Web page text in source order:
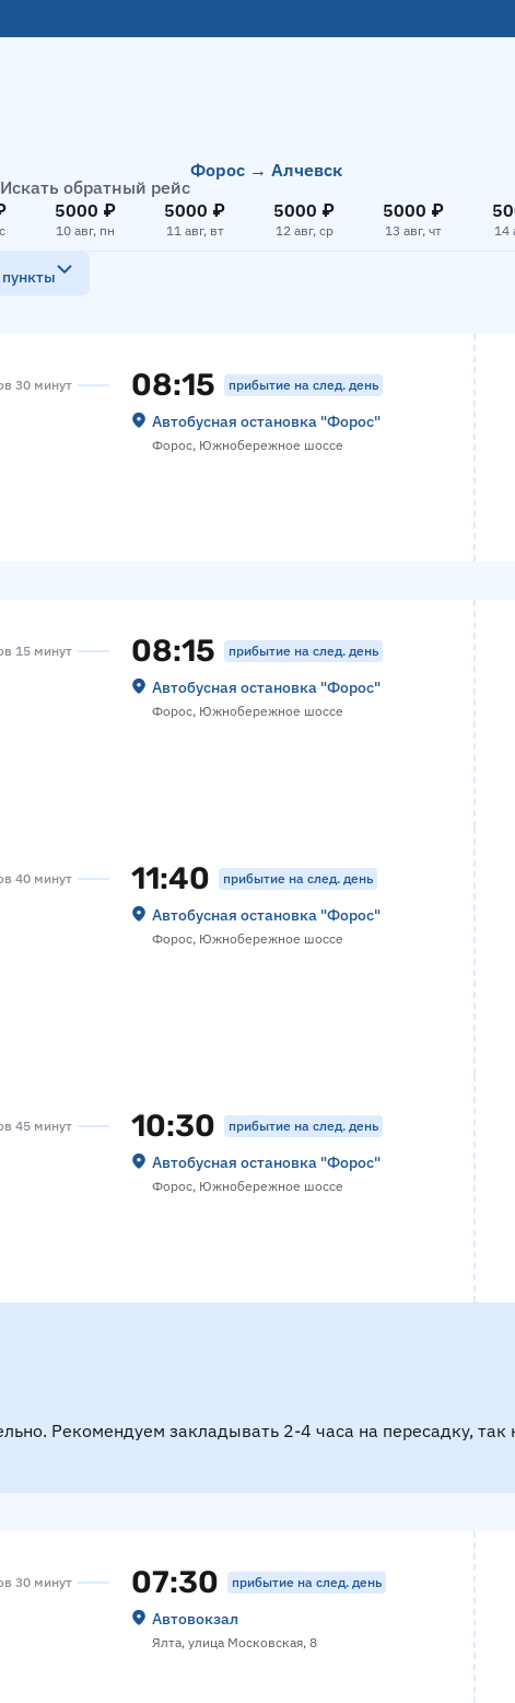
Искать обратный рейс
Форос → Алчевск
5000 ₽
10 авг, пн
5000 ₽
11 авг, вт
5000 ₽
12 авг, ср
5000 ₽
13 авг, чт 14
30 минут 08:15 прибытие на след. день
Автобусная остановка "Форос"
Форос, Южнобережное шоссе
15 минут 08:15 прибытие на след. день
Автобусная остановка "Форос"
Форос, Южнобережное шоссе
40 минут 11:40 прибытие на след. день
Автобусная остановка "Форос"
Форос, Южнобережное шоссе
45 минут 10:30 прибытие на след. день
Автобусная остановка "Форос"
Форос, Южнобережное шоссе
Рекомендуем закладывать 2-4 часа на пересадку, так
30 минут 07:30 прибытие на след. день
Автовокзал
Ялта, улица Московская, 8